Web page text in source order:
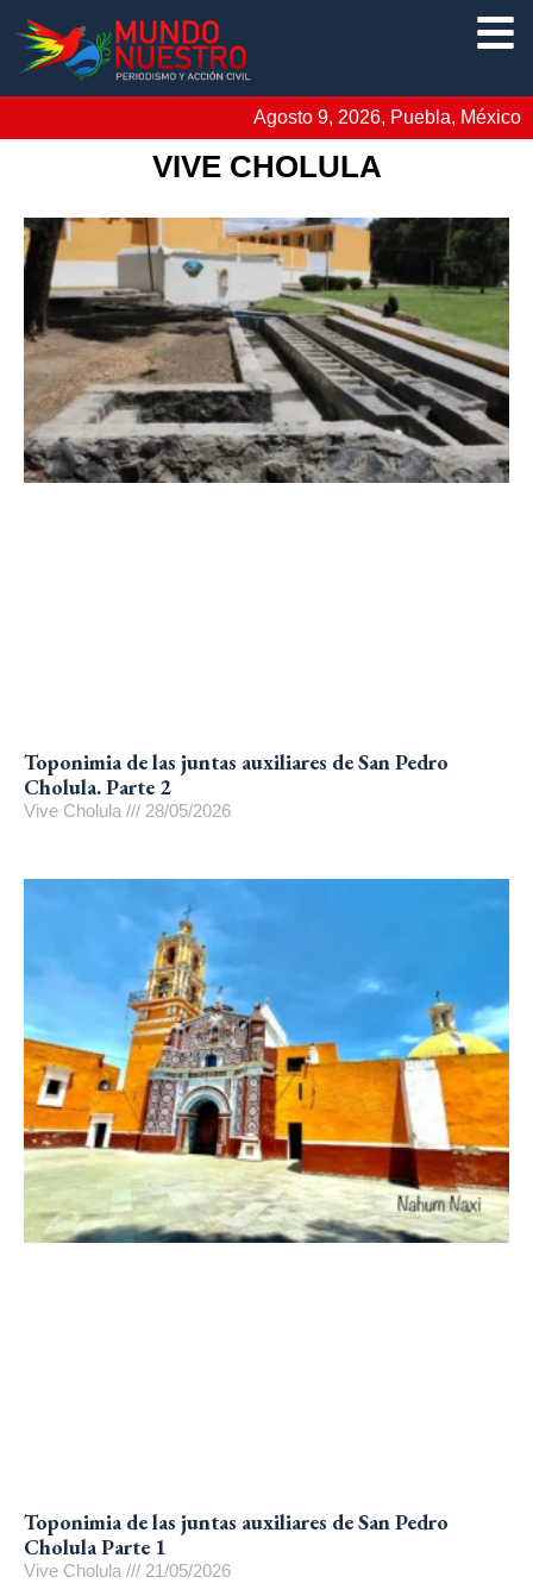
Agosto 9, 2026, Puebla, México
VIVE CHOLULA
Toponimia de las juntas auxiliares de San Pedro
Cholula. Parte 2
Vive Cholula 28/05/2026
Toponimia de las juntas auxiliares de San Pedro
Cholula Parte 1
Vive Cholula 21/05/2026